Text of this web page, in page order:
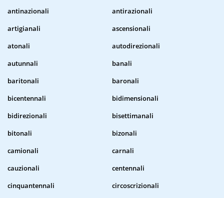
antinazionali
antirazionali
artigianali
ascensionali
atonali
autodirezionali
autunnali
banali
baritonali
baronali
bicentennali
bidimensionali
bidirezionali
bisettimanali
bitonali
bizonali
camionali
carnali
cauzionali
centennali
cinquantennali
circoscrizionali